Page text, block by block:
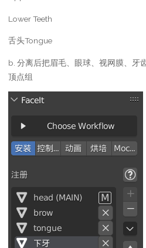
Lower Teeth
舌头Tongue
b. 分离后把眉毛、眼球、视网膜、牙
顶点组